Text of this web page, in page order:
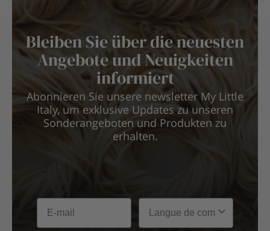
Bleiben Sie über die neuesten
Angebote und Neuigkeiten
informiert
Abonnieren Sie unsere newsletter My Little
Italy, um exklusive Updates zu unseren
Sonderangeboten und Produkten zu
erhalten.